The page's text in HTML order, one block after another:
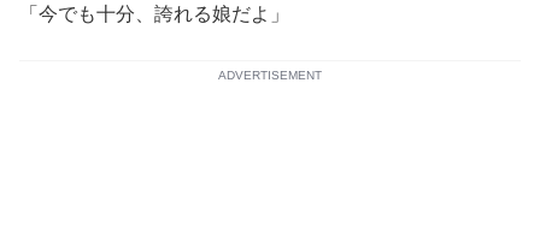
「今でも十分、誇れる娘だよ」
ADVERTISEMENT